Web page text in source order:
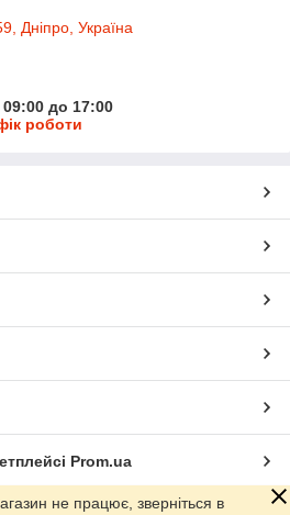
Дніпро, Україна
до 17:00
роботи
Prom.ua
не працює, зверніться в